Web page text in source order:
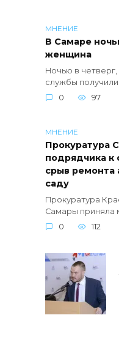
МНЕНИЕ
В Самаре
женщина
Ночью в
службы получили
0
97
МНЕНИЕ
Прокуратура
подрядчика к
срыв ремонта
саду
Прокуратура
Самары приняла
0
112